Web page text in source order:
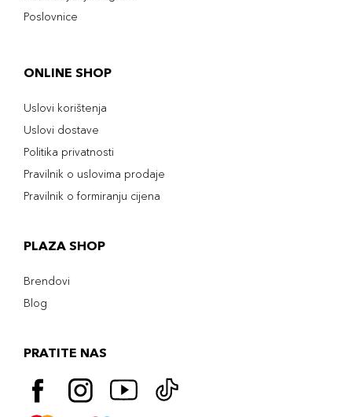
Poslovnice
ONLINE SHOP
Uslovi korištenja
Uslovi dostave
Politika privatnosti
Pravilnik o uslovima prodaje
Pravilnik o formiranju cijena
PLAZA SHOP
Brendovi
Blog
PRATITE NAS